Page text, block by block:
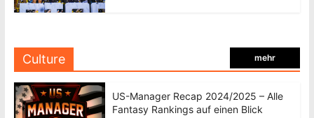
Culture mehr
US-Manager Recap 2024/2025 – Alle
Fantasy Rankings auf einen Blick